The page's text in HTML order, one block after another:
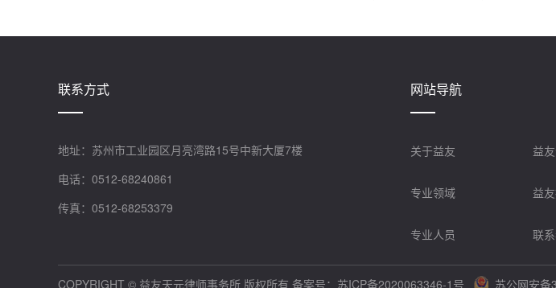
联系方式
地址：苏州市工业园区月亮湾路15号中新大厦7楼
电话：0512-68240861
传真：0512-68253379
网站导航
关于益友 益
专业领域 益
专业人员 联
COPYRIGHT © 益友天元律师事务所 版权所有 备案号：苏ICP备2020063346-1号 苏公网安